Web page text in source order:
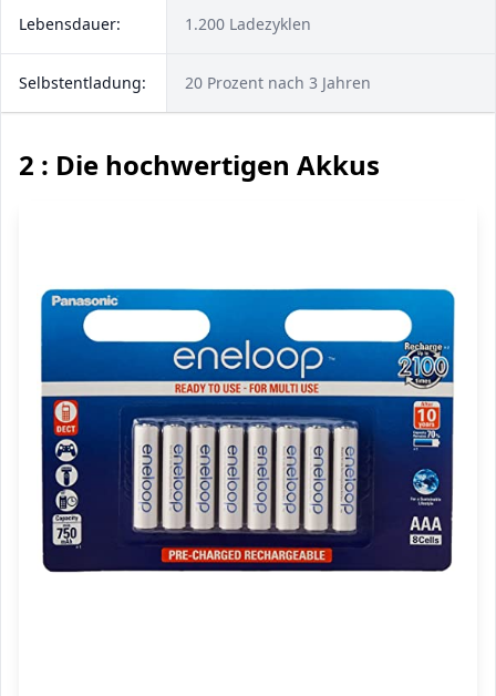
Lebensdauer: 1.200 Ladezyklen
Selbstentladung: 20 Prozent nach 3 Jahren
2 : Die hochwertigen Akkus